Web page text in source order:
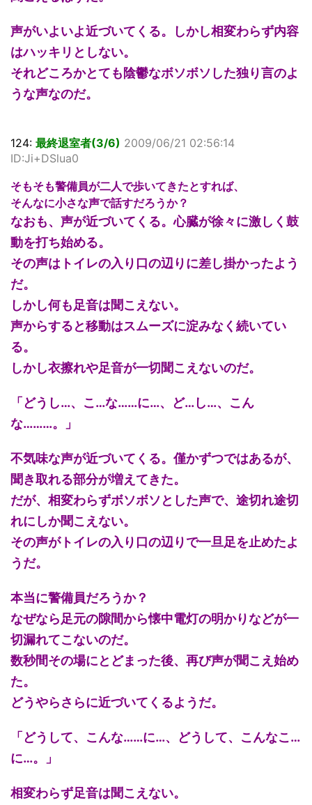
声がいよいよ近づいてくる。しかし相変わらず内容
はハッキリとしない。
それどころかとても陰鬱なボソボソした独り言のよ
うな声なのだ。
124: 最終退室者(3/6) 2009/06/21 02:56:14
ID:Ji+DSlua0
そもそも警備員が二人で歩いてきたとすれば、
そんなに小さな声で話すだろうか？
なおも、声が近づいてくる。心臓が徐々に激しく鼓
動を打ち始める。
その声はトイレの入り口の辺りに差し掛かったよう
だ。
しかし何も足音は聞こえない。
声からすると移動はスムーズに淀みなく続いてい
る。
しかし衣擦れや足音が一切聞こえないのだ。
「どうし…、こ…な……に…、ど…し…、こん
な………。」
不気味な声が近づいてくる。僅かずつではあるが、
聞き取れる部分が増えてきた。
だが、相変わらずボソボソとした声で、途切れ途切
れにしか聞こえない。
その声がトイレの入り口の辺りで一旦足を止めたよ
うだ。
本当に警備員だろうか？
なぜなら足元の隙間から懐中電灯の明かりなどが一
切漏れてこないのだ。
数秒間その場にとどまった後、再び声が聞こえ始め
た。
どうやらさらに近づいてくるようだ。
「どうして、こんな……に…、どうして、こんなこ…
に…。」
相変わらず足音は聞こえない。